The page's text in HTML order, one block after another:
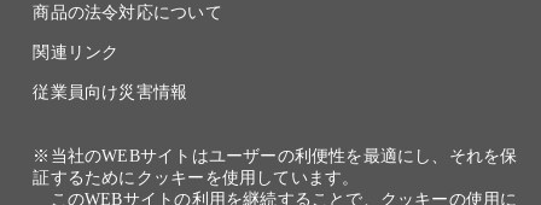
商品の法令対応について
関連リンク
従業員向け災害情報
※当社のWEBサイトはユーザーの利便性を最適にし、それを保
証するためにクッキーを使用しています。
このWEBサイトの利用を継続することで、クッキーの使用に